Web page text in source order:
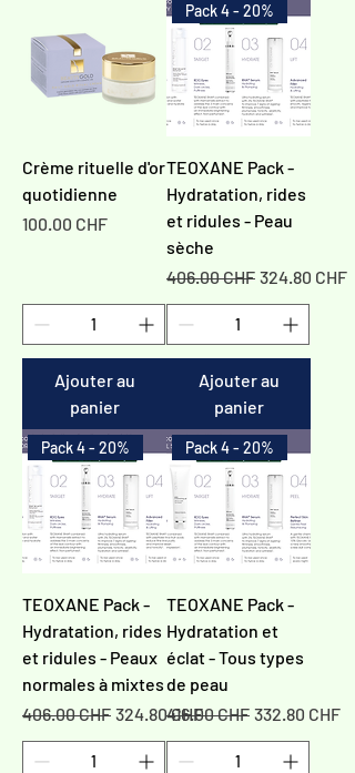
Crème rituelle d'or
quotidienne
Prix
100.00 CHF
Ajouter au
panier
Pack 4 - 20%
TEOXANE Pack -
Hydratation, rides
et ridules - Peau
sèche
Prix original
406.00 CHF Prix
324.80 CHF
Ajouter au
panier
Pack 4 - 20%
TEOXANE Pack -
Hydratation, rides
et ridules - Peaux
normales à mixtes
Prix original
406.00 CHF Prix promotionnel
324.80 CHF
Pack 4 - 20%
TEOXANE Pack -
Hydratation et
éclat - Tous types
de peau
Prix original
416.00 CHF Prix
332.80 CHF